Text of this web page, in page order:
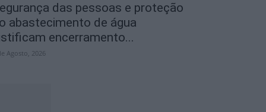
das pessoas e proteção
abastecimento de água
encerramento...
Agosto, 2026